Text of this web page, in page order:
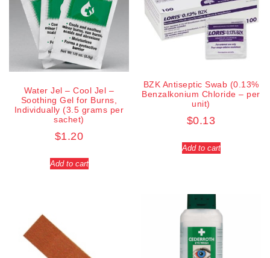
Water Jel – Cool Jel –
Soothing Gel for Burns,
Individually (3.5 grams per
sachet)
$1.20
Add to cart
BZK Antiseptic Swab (0.13%
Benzalkonium Chloride – per
unit)
$0.13
Add to cart